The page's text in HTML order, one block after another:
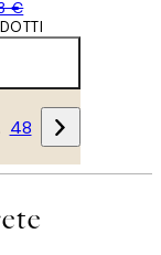
€
48